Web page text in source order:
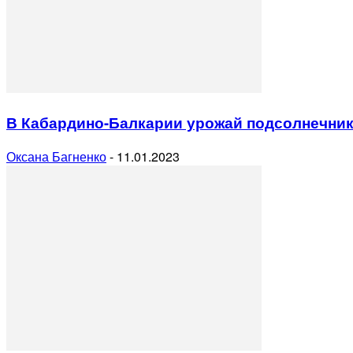
В Кабардино-Балкарии урожай
Оксана Багненко- 11.01.2023